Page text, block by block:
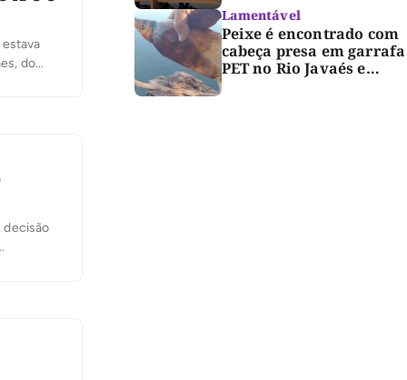
do
decisão
investigação
Lamentável
Peixe é encontrado com
cabeça presa em garrafa
PET no Rio Javaés e
vídeo alerta para